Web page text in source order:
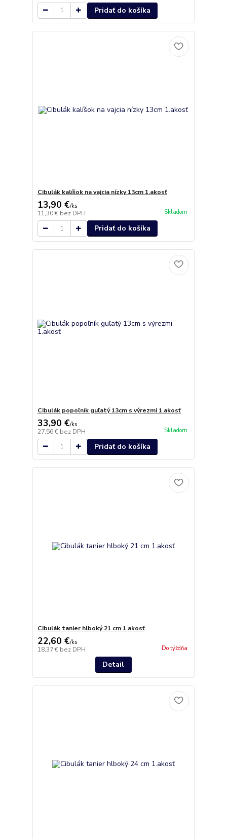
Pridať do košíka
Cibulák kalíšok na vajcia nízky 13cm 1.akosť
13,90 €/ks
11,30 € bez DPH Skladom
Pridať do košíka
Cibulák popoľník guľatý 13cm s výrezmi 1.akosť
33,90 €/ks
27,56 € bez DPH Skladom
Pridať do košíka
Cibulák tanier hlboký 21 cm 1.akosť
22,60 €/ks
18,37 € bez DPH Do týždňa
Detail